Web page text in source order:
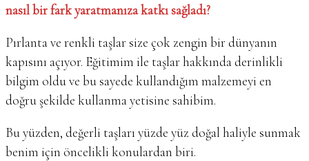
nasıl bir fark yaratmanıza katkı sağladı?
Pırlanta ve renkli taşlar size çok zengin bir dünyanın
kapısını açıyor. Eğitimim ile taşlar hakkında derinlikli
bilgim oldu ve bu sayede kullandığım malzemeyi en
doğru şekilde kullanma yetisine sahibim.
Bu yüzden, değerli taşları yüzde yüz doğal haliyle sunmak
benim için öncelikli konulardan biri.